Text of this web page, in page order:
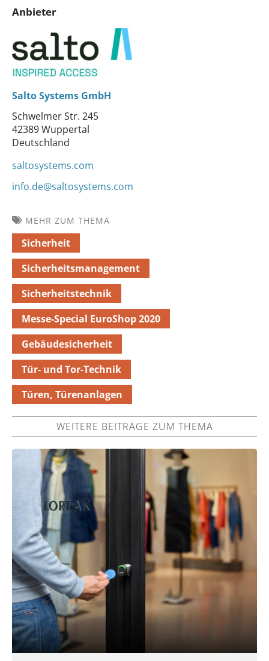
Anbieter
Salto Systems GmbH
Schwelmer Str. 245
42389 Wuppertal
Deutschland
saltosystems.com
info.de@saltosystems.com
MEHR ZUM THEMA
Sicherheit
Sicherheitsmanagement
Sicherheitstechnik
Messe-Special EuroShop 2020
Gebäudesicherheit
Tür- und Tor-Technik
Türen, Türenanlagen
WEITERE BEITRÄGE ZUM THEMA